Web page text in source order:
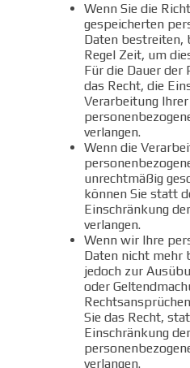
Wenn Sie die
gespeicherten
Daten bestreiten,
Regel Zeit, um
Für die Dauer der
das Recht, die
Verarbeitung Ihrer
verlangen.
Wenn die
unrechtmäßig
können Sie statt
Einschränkung
verlangen.
Wenn wir Ihre
Daten nicht mehr
jedoch zur
oder
Sie das Recht,
Einschränkung
verlangen.